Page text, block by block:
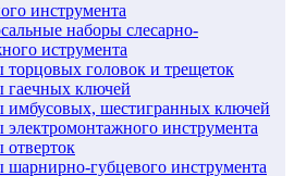
инструмента
наборы слесарно-
иструмента
торцовых головок и трещеток
гаечных ключей
имбусовых, шестигранных ключей
инструмента
губцевого инструмента